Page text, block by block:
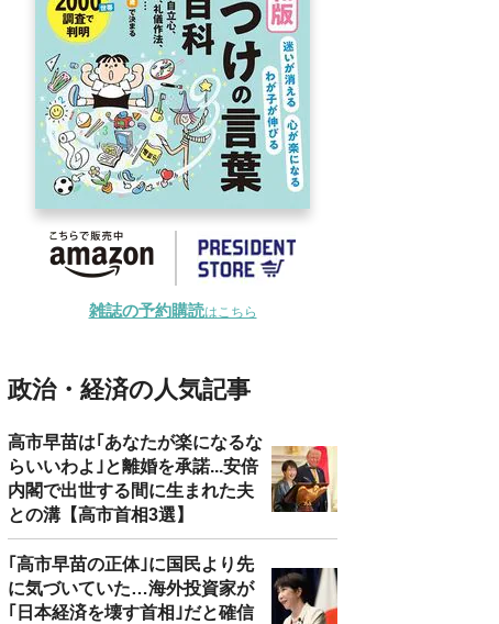
雑誌の予約購読はこちら
政治・経済の人気記事
高市早苗は｢あなたが楽になるな
らいいわよ｣と離婚を承諾...安倍
内閣で出世する間に生まれた夫
との溝【高市首相3選】
｢高市早苗の正体｣に国民より先
に気づいていた…海外投資家が
｢日本経済を壊す首相｣だと確信